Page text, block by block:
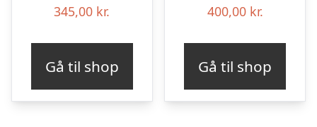
345,00 kr.
Gå til shop
400,00 kr.
Gå til shop